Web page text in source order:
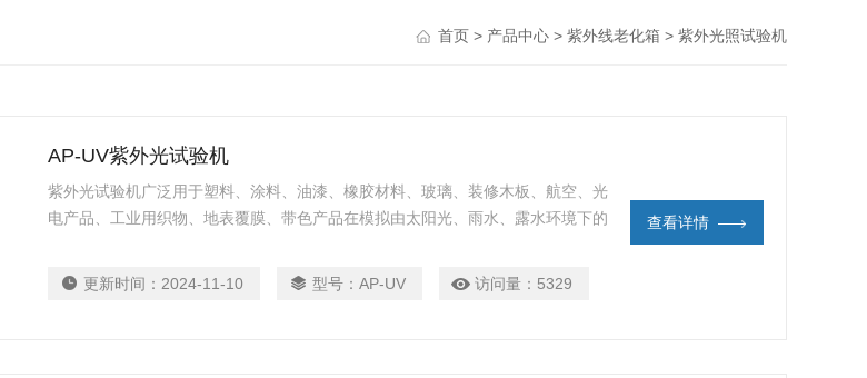
首页 > 产品中心 > 紫外线老化箱 > 紫外光照试验机
AP-UV紫外光试验机
紫外光试验机广泛用于塑料、涂料、油漆、橡胶材料、玻璃、装修木板、航空、光
电产品、工业用织物、地表覆膜、带色产品在模拟由太阳光、雨水、露水环境下的
更新时间： 2024-11-10 型号：AP-UV 访问量： 5329
查看详情